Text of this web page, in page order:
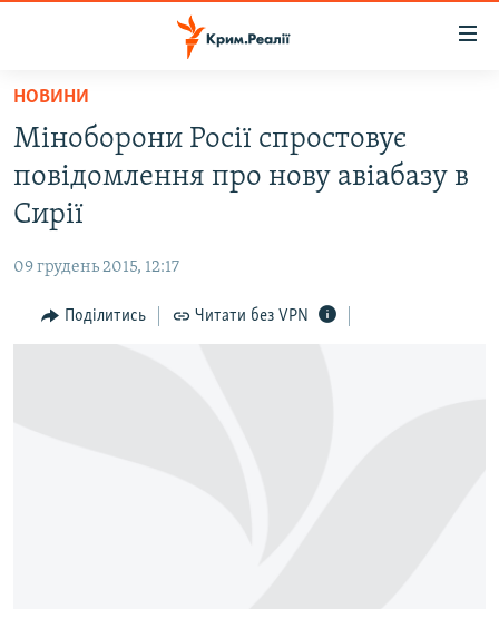
Перейти
основного
матеріалу
Перейти
до
основної
навігації
Перейти
до
НОВИНИ
ВОДА.КРИМ
ВІДЕО ТА ФОТО
БЛОГИ
ПОГЛЯД
НОВИНИ
Міноборони Росії спростовує
повідомлення про нову авіабазу в
Сирії
09 грудень 2015, 12:17
Поділитись Читати без VPN